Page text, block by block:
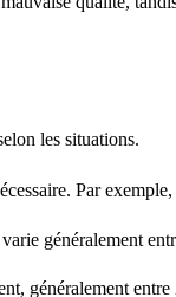
les situations.
Par
généralement
généralement